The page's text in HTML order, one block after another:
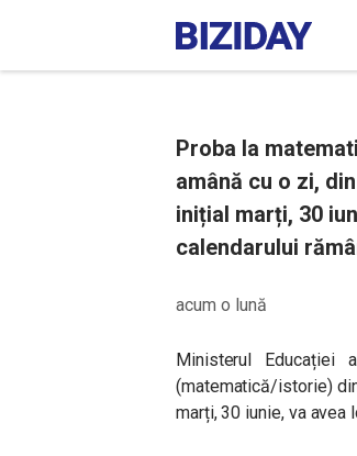
Proba la
amână cu o zi,
inițial marți, 30
calendarului
acum o lună
Ministerul Educației
(matematică/istorie)
marți, 30 iunie, va avea